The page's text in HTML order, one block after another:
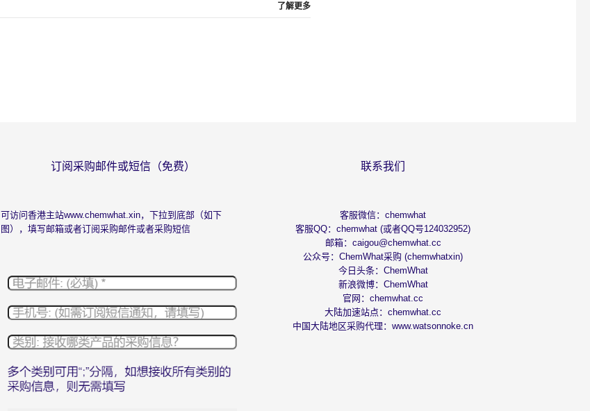
了解更多
订阅采购邮件或短信（免费）
可访问香港主站www.chemwhat.xin，下拉到底部（如下
图），填写邮箱或者订阅采购邮件或者采购短信
联系我们
客服微信：chemwhat
客服QQ：chemwhat (或者QQ号124032952)
邮箱： caigou@chemwhat.cc
公众号：ChemWhat采购 (chemwhatxin)
今日头条： ChemWhat
新浪微博： ChemWhat
官网：chemwhat.cc
大陆加速站点：chemwhat.cc
中国大陆地区采购代理：www.watsonnoke.cn